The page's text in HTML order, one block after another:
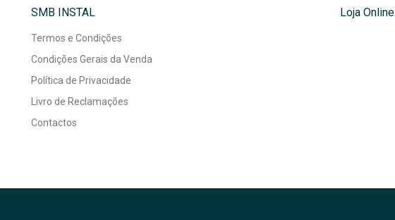
SMB INSTAL
Termos e Condições
Condições Gerais da Venda
Política de Privacidade
Livro de Reclamações
Contactos
Loja Online